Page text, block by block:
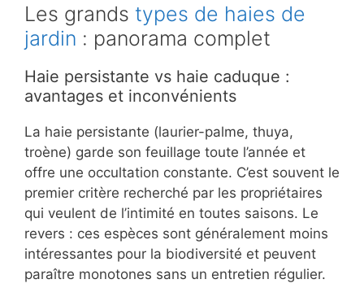
Les grands types de haies de
jardin : panorama complet
Haie persistante vs haie caduque :
avantages et inconvénients
La haie persistante (laurier-palme, thuya,
troène) garde son feuillage toute l’année et
offre une occultation constante. C’est souvent le
premier critère recherché par les propriétaires
qui veulent de l’intimité en toutes saisons. Le
revers : ces espèces sont généralement moins
intéressantes pour la biodiversité et peuvent
paraître monotones sans un entretien régulier.